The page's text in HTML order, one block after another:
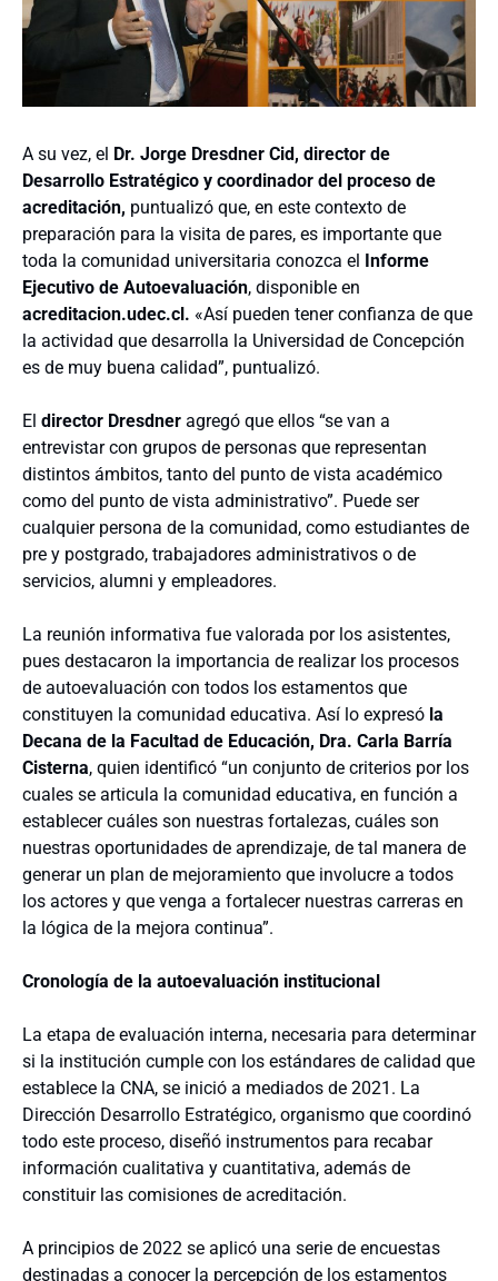
A su vez, el Dr. Jorge Dresdner Cid, director de
Desarrollo Estratégico y coordinador del proceso de
acreditación, puntualizó que, en este contexto de
preparación para la visita de pares, es importante que
toda la comunidad universitaria conozca el Informe
Ejecutivo de Autoevaluación, disponible en
acreditacion.udec.cl. «Así pueden tener confianza de que
la actividad que desarrolla la Universidad de Concepción
es de muy buena calidad”, puntualizó.
El director Dresdner agregó que ellos “se van a
entrevistar con grupos de personas que representan
distintos ámbitos, tanto del punto de vista académico
como del punto de vista administrativo”. Puede ser
cualquier persona de la comunidad, como estudiantes de
pre y postgrado, trabajadores administrativos o de
servicios, alumni y empleadores.
La reunión informativa fue valorada por los asistentes,
pues destacaron la importancia de realizar los procesos
de autoevaluación con todos los estamentos que
constituyen la comunidad educativa. Así lo expresó la
Decana de la Facultad de Educación, Dra. Carla Barría
Cisterna, quien identificó “un conjunto de criterios por los
cuales se articula la comunidad educativa, en función a
establecer cuáles son nuestras fortalezas, cuáles son
nuestras oportunidades de aprendizaje, de tal manera de
generar un plan de mejoramiento que involucre a todos
los actores y que venga a fortalecer nuestras carreras en
la lógica de la mejora continua”.
Cronología de la autoevaluación institucional
La etapa de evaluación interna, necesaria para determinar
si la institución cumple con los estándares de calidad que
establece la CNA, se inició a mediados de 2021. La
Dirección Desarrollo Estratégico, organismo que coordinó
todo este proceso, diseñó instrumentos para recabar
información cualitativa y cuantitativa, además de
constituir las comisiones de acreditación.
A principios de 2022 se aplicó una serie de encuestas
destinadas a conocer la percepción de los estamentos